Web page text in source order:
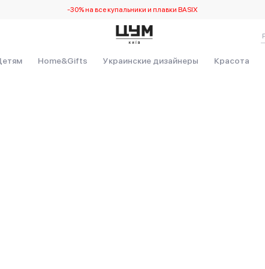
-30% на все купальники и плавки BASIX
Home&Gifts Украинские дизайнеры Красота